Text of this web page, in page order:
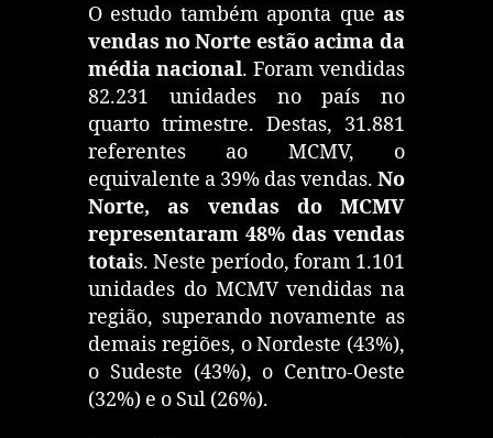
O estudo também aponta que as
vendas no Norte estão acima da
média nacional. Foram vendidas
82.231 unidades no país no
quarto trimestre. Destas, 31.881
referentes ao MCMV, o
equivalente a 39% das vendas. No
Norte, as vendas do MCMV
representaram 48% das vendas
totais. Neste período, foram 1.101
unidades do MCMV vendidas na
região, superando novamente as
demais regiões, o Nordeste (43%),
o Sudeste (43%), o Centro-Oeste
(32%) e o Sul (26%).